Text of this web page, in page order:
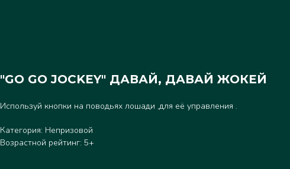
"GO GO JOCKEY" ДАВАЙ, ДАВАЙ ЖОКЕЙ
Используй кнопки на поводьях лошади ,для её управления .
Категория: Непризовой
Возрастной рейтинг: 5+